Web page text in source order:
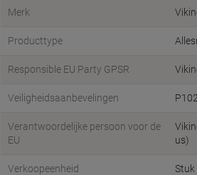
Merk
Producttype
Responsible EU Party GPSR
Veiligheidsaanbevelingen
Verantwoordelijke persoon voor de
EU
us)
Verkoopeenheid Stuk